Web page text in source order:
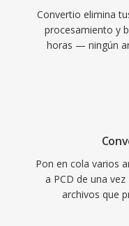
Convertio elimina
procesamiento y
horas — ningún
Pon en cola varios
a PCD de una
archivos que